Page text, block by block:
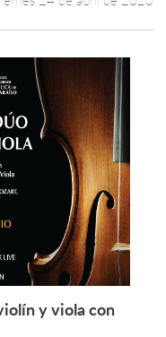
Leer más +
y viola con